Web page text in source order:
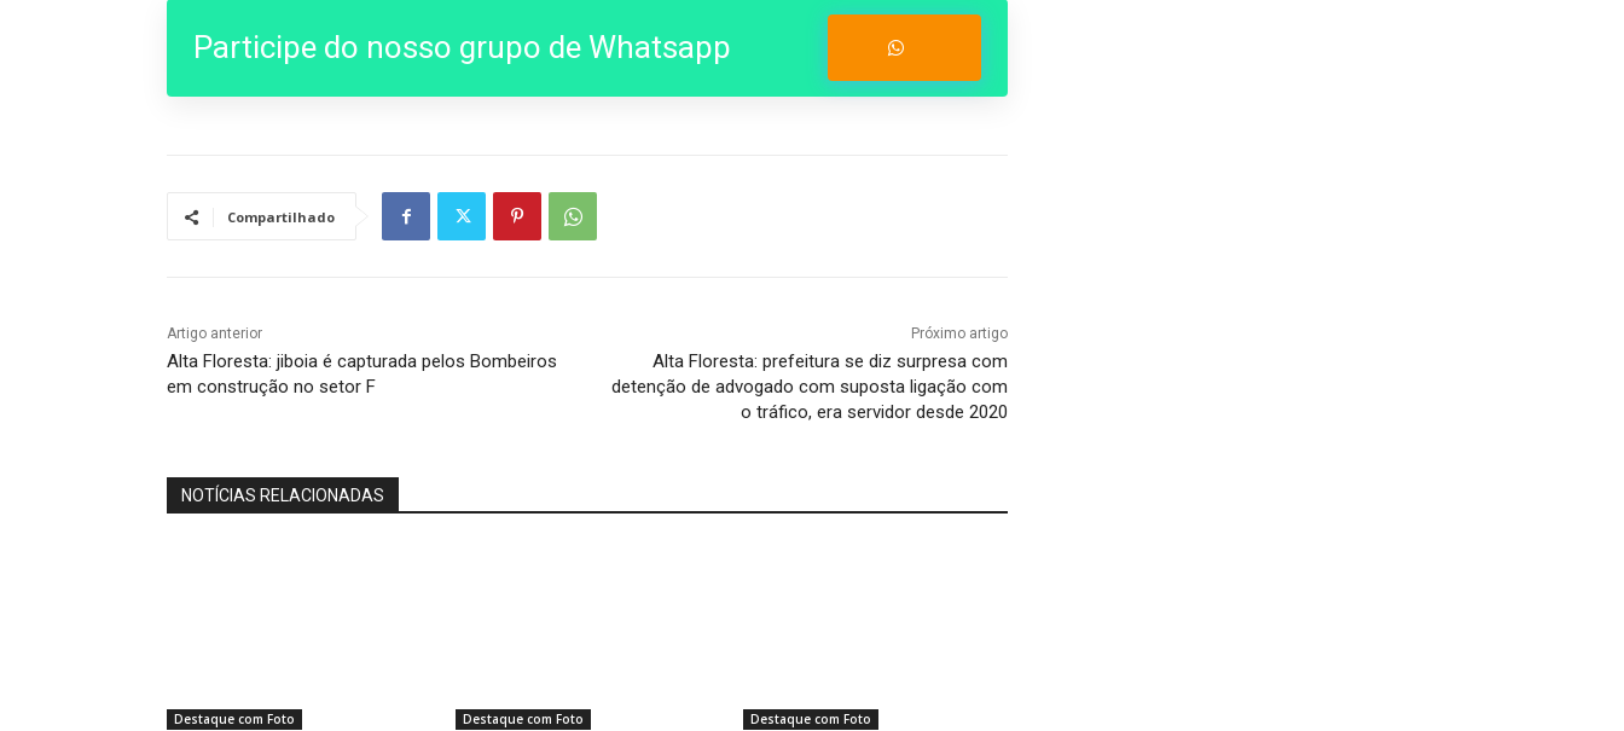
Participe do nosso grupo de Whatsapp
Compartilhado
Artigo anterior
Alta Floresta: jiboia é capturada pelos Bombeiros
em construção no setor F
Próximo artigo
Alta Floresta: prefeitura se diz surpresa com
detenção de advogado com suposta ligação com
o tráfico, era servidor desde 2020
NOTÍCIAS RELACIONADAS
Destaque com Foto Destaque com Foto Destaque com Foto